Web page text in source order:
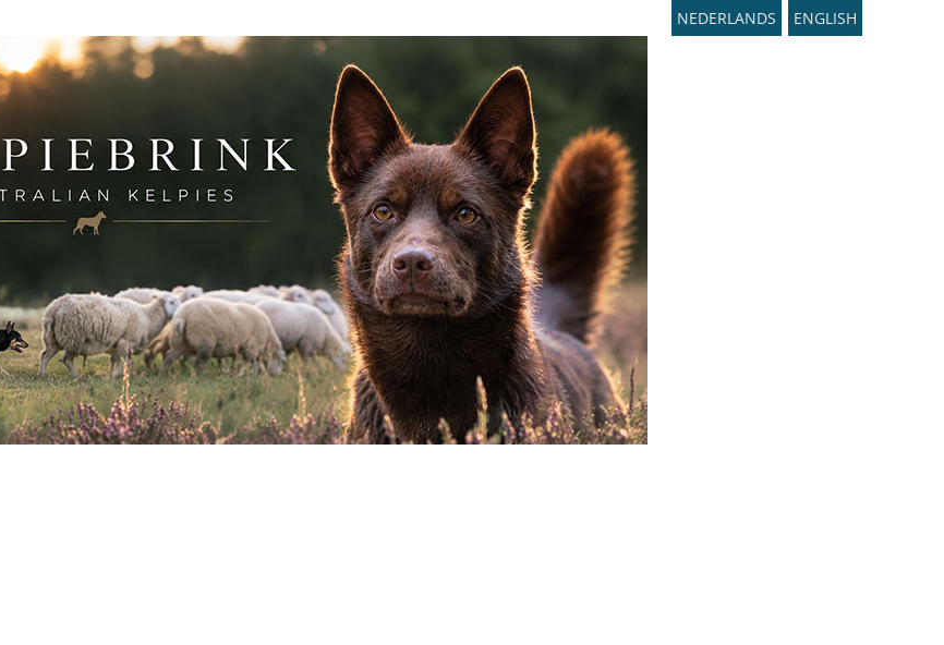
NEDERLANDS ENGLISH